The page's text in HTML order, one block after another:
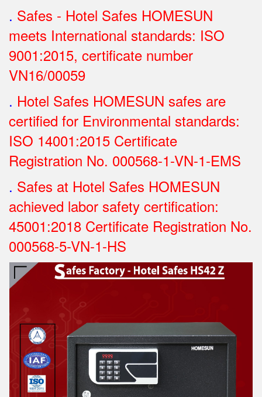
. Safes - Hotel Safes HOMESUN
meets International standards: ISO
9001:2015, certificate number
VN16/00059
. Hotel Safes HOMESUN safes are
certified for Environmental standards:
ISO 14001:2015 Certificate
Registration No. 000568-1-VN-1-EMS
. Safes at Hotel Safes HOMESUN
achieved labor safety certification:
45001:2018 Certificate Registration No.
000568-5-VN-1-HS